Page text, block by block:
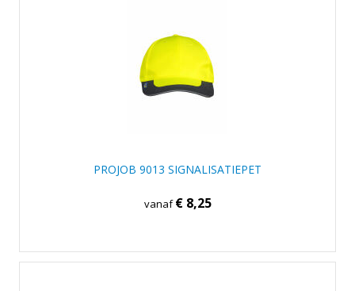
PROJOB 9013 SIGNALISATIEPET
vanaf€ 8,25